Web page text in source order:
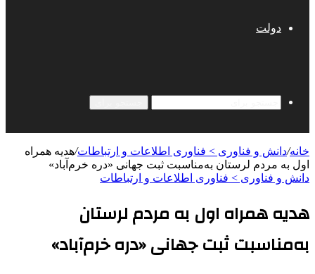
دولت
خانه/دانش و فناوری > فناوری اطلاعات و ارتباطات/هدیه همراه
اول به مردم لرستان به‌مناسبت ثبت جهانی «دره خرم‌آباد»
دانش و فناوری > فناوری اطلاعات و ارتباطات
هدیه همراه اول به مردم لرستان
به‌مناسبت ثبت جهانی «دره خرم‌آباد»